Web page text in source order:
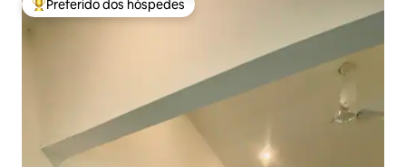
Entre os melhores preferidos dos hóspedes
Preferido dos hóspedes